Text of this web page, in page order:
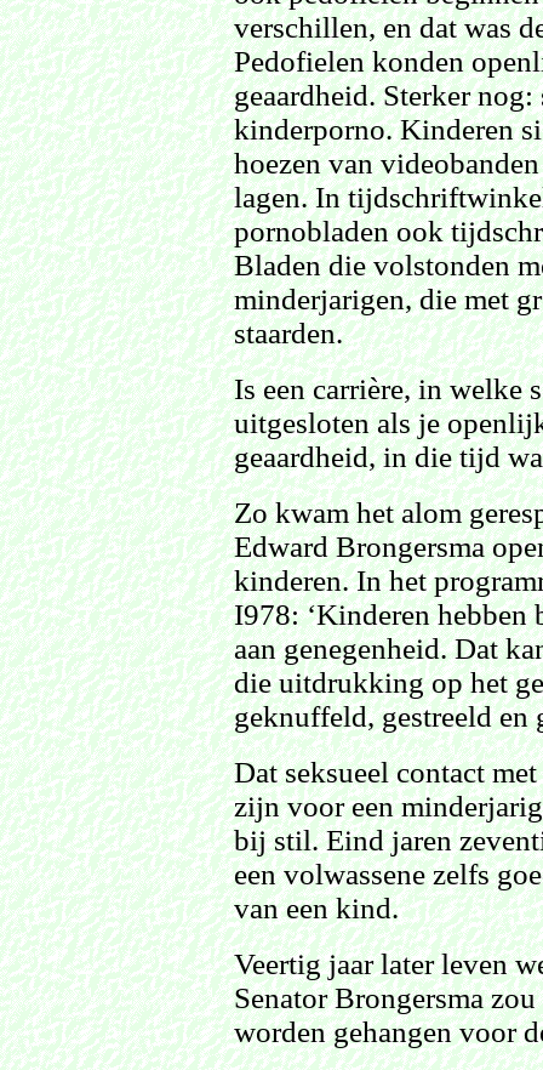
verschillen, en dat was
Pedofielen konden
geaardheid. Sterker nog:
kinderporno. Kinderen
hoezen van
lagen. In
pornobladen ook
Bladen die volstonden
minderjarigen, die met
staarden.
Is een carrière, in welke
uitgesloten als je
geaardheid, in die tijd
Zo kwam het alom
Edward Brongersma
kinderen. In het
I978: ‘Kinderen hebben
aan genegenheid. Dat
die uitdrukking op het
geknuffeld, gestreeld
Dat seksueel contact
zijn voor een
bij stil. Eind jaren
een volwassene zelfs
van een kind.
Veertig jaar later leven
Senator Brongersma
worden gehangen voor